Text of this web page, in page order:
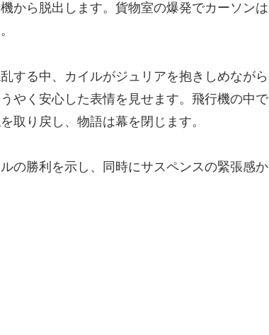
から脱出します。貨物室の爆発でカーソンは
する中、カイルがジュリアを抱きしめながら
やく安心した表情を見せます。飛行機の中で
取り戻し、物語は幕を閉じます。
の勝利を示し、同時にサスペンスの緊張感か